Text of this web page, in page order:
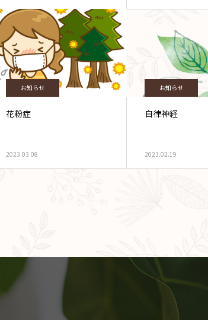
お知らせ
花粉症
2023.03.08
お知らせ
自律神経
2023.02.19